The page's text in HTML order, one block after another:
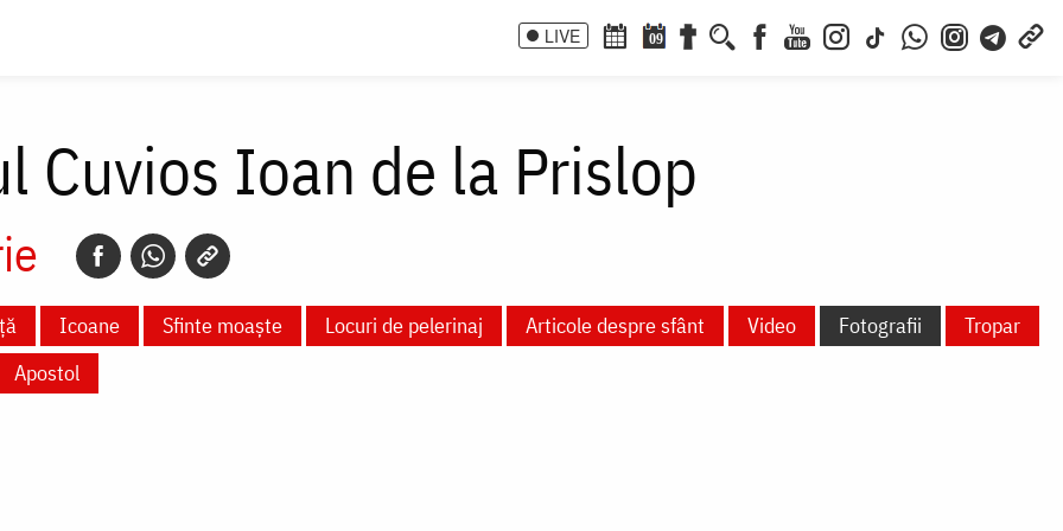
LIVE 09
Cuvios Ioan de la Prislop
Icoane Sfinte moaște Locuri de pelerinaj Articole despre sfânt Video Fotografii
Tropar
Apostol